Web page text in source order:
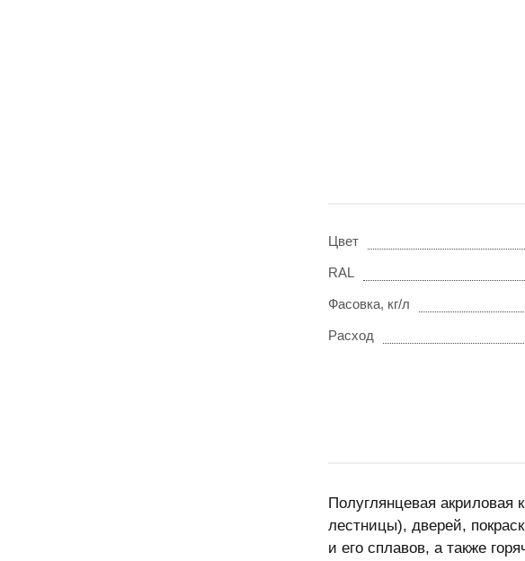
Цвет
RAL
Фасовка, кг/л
Расход
Полуглянцевая акриловая
лестницы), дверей,
и его сплавов, а также